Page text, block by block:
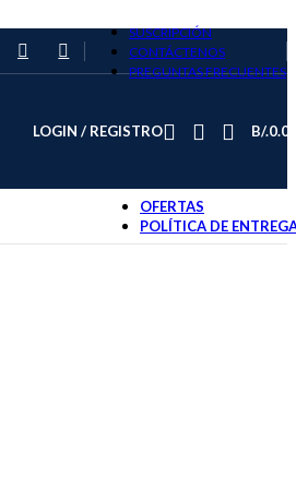
SUSCRIPCIÓN
CONTÁCTENOS
PREGUNTAS FRECUENTES
LOGIN / REGISTRO B/.
OFERTAS
POLÍTICA DE